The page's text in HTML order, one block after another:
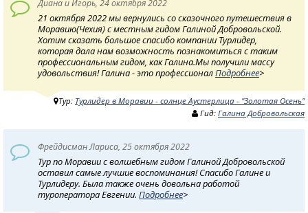
Диана и Игорь, 24 октября 2022
21 октября 2022 мы вернулись со сказочного путешествия в
Моравию(Чехия) с местным гидом Галиной Добровольской.
Хотим сказать большое спасибо компании Турлидер,
которая дала нам возможность познакомиться с таким
профессиональным гидом, как Галина.Мы получили массу
удовольствия! Галина - это профессионалПодробнее>
Тур: Турлидер в Моравии - солнце Аустерлица - "Золотая Осень"
Гид: Галина Добровольская
Фрейдисман Лариса, 25 октября 2022
Тур по Моравии с волшебным гидом Галиной Добровольской
оставил самые лучшие воспоминания! Спасибо Галине и
Турлидеру. Была также очень довольна работой
туроператора Евгении. Подробнее>